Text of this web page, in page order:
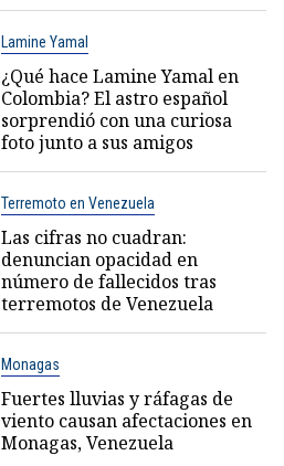
Lamine Yamal
¿Qué hace Lamine Yamal en
Colombia? El astro español
sorprendió con una curiosa
foto junto a sus amigos
Terremoto en Venezuela
Las cifras no cuadran:
denuncian opacidad en
número de fallecidos tras
terremotos de Venezuela
Monagas
Fuertes lluvias y ráfagas de
viento causan afectaciones en
Monagas, Venezuela